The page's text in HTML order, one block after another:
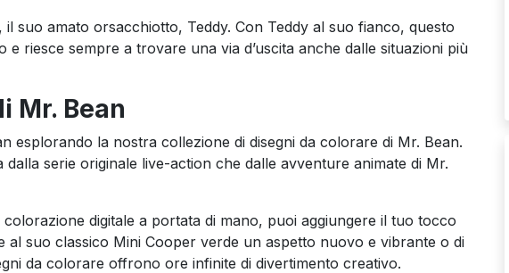
suo amato orsacchiotto, Teddy. Con Teddy al suo fianco, questo
riesce sempre a trovare una via d’uscita anche dalle situazioni più
Mr. Bean
esplorando la nostra collezione di disegni da colorare di Mr. Bean.
serie originale live-action che dalle avventure animate di Mr.
digitale a portata di mano, puoi aggiungere il tuo tocco
al suo classico Mini Cooper verde un aspetto nuovo e vibrante o di
da colorare offrono ore infinite di divertimento creativo.